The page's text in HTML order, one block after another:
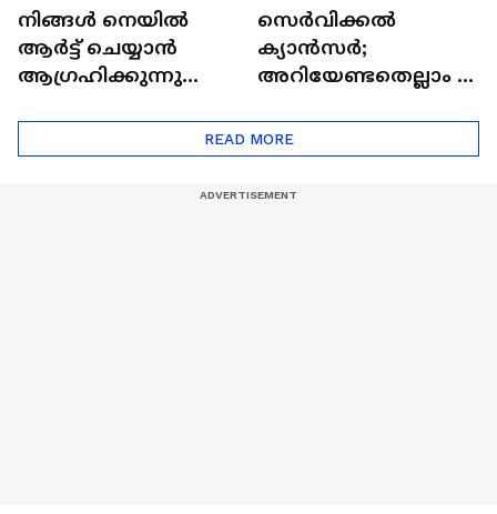
നിങ്ങൾ നെയിൽ
ആർട്ട് ചെയ്യാൻ
ആഗ്രഹിക്കുന്നുണ്ടോ
ട്രെൻഡിനെക്കുറിച്ച് |
Nail Art | Trends Cafe
സെർവിക്കൽ
ക്യാൻസർ;
അറിയേണ്ടതെല്ലാം |
Cancer
READ MORE